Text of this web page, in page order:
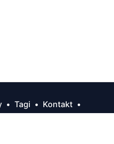
• Tagi • Kontakt •